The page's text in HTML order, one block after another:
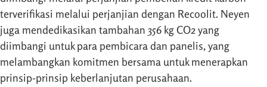
terverifikasi melalui perjanjian dengan Recoolit. Neyen
juga mendedikasikan tambahan 356 kg CO2 yang
diimbangi untuk para pembicara dan panelis, yang
melambangkan komitmen bersama untuk menerapkan
prinsip-prinsip keberlanjutan perusahaan.